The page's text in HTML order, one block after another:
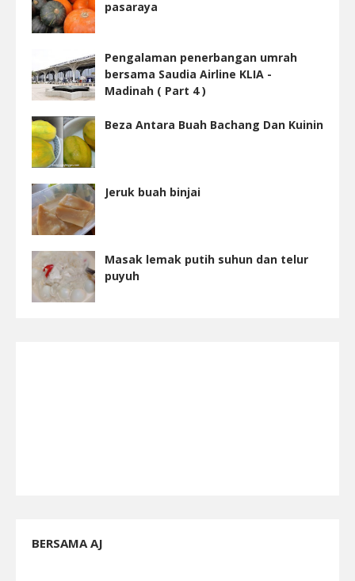
pasaraya
Pengalaman penerbangan umrah
bersama Saudia Airline KLIA -
Madinah ( Part 4 )
Beza Antara Buah Bachang Dan Kuinin
Jeruk buah binjai
Masak lemak putih suhun dan telur
puyuh
BERSAMA AJ